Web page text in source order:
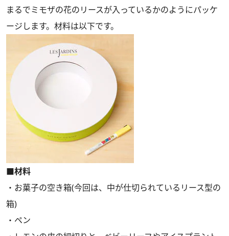
まるでミモザの花のリースが入っているかのようにパッケ
ージします。材料は以下です。
■材料
・お菓子の空き箱(今回は、中が仕切られているリース型の
箱)
・ペン